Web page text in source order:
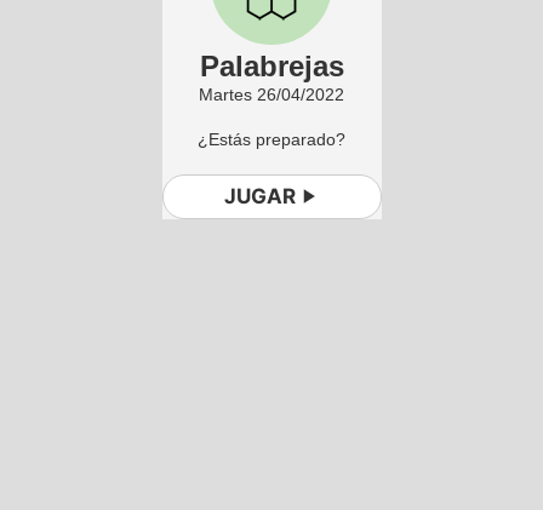
Palabrejas
Martes 26/04/2022
¿Estás preparado?
JUGAR